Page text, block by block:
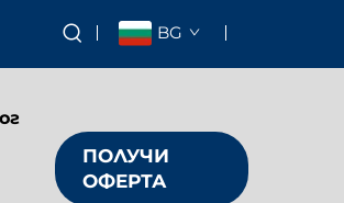
BG
ПОЛУЧИ
ОФЕРТА